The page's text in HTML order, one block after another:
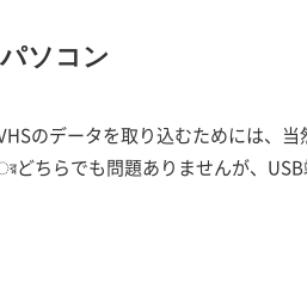
ソコン
のデータを取り込むためには、当
どちらでも問題ありませんが、